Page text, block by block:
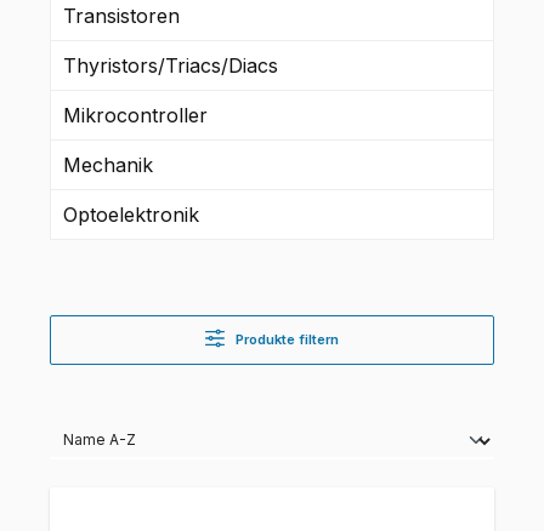
Transistoren
Thyristors/Triacs/Diacs
Mikrocontroller
Mechanik
Optoelektronik
Produkte filtern